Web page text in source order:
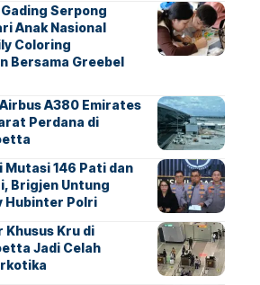
Serpong
Anak Nasional
Coloring
Bersama Greebel
A380 Emirates
Perdana di
Mutasi 146 Pati dan
Brigjen Untung
Hubinter Polri
Khusus Kru di
Jadi Celah